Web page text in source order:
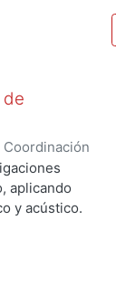
de
aplicando
y acústico.